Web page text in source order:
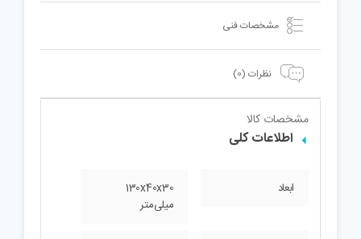
مشخصات فنی
نظرات (0)
مشخصات کالا
اطلاعات کلی
ابعاد
130x40x30
میلی‌متر